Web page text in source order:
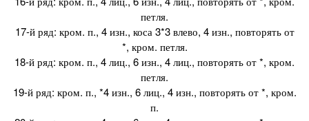
петля.
17-й ряд: кром. п., 4 изн., коса 3*3 влево, 4 изн., повторять от
*, кром. петля.
18-й ряд: кром. п., 4 лиц., 6 изн., 4 лиц., повторять от *, кром.
петля.
19-й ряд: кром. п., *4 изн., 6 лиц., 4 изн., повторять от *, кром.
п.